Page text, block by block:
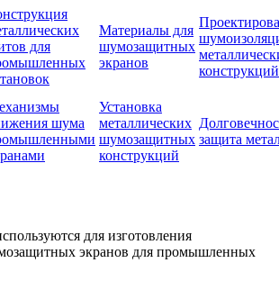
для
Материалы для
шумозащитных
экранов
конструкций
шума
Установка
металлических
шумозащитных
конструкций
защита
для изготовления
экранов для промышленных